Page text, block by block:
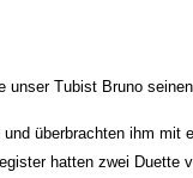
unser Tubist Bruno
überbrachten ihm
hatten zwei Duette